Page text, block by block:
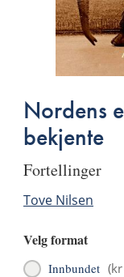
Nordens
bekjente
fortellinger
Tove Nilsen
Velg format
Innbundet (